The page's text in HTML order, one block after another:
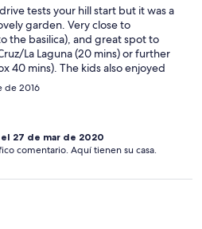
tests your hill start but it was a
garden. Very close to
the basilica), and great spot to
La Laguna (20 mins) or further
40 mins). The kids also enjoyed
The owner Rafael was
source of information. Highly
de 2016
27 de mar de 2020
comentario. Aquí tienen su casa.